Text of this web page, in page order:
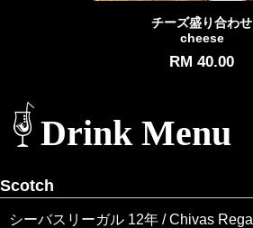
チーズ盛り合わせ
cheese
RM 40.00
Drink Menu
Scotch
シーバスリーガル 12年 / Chivas Regal